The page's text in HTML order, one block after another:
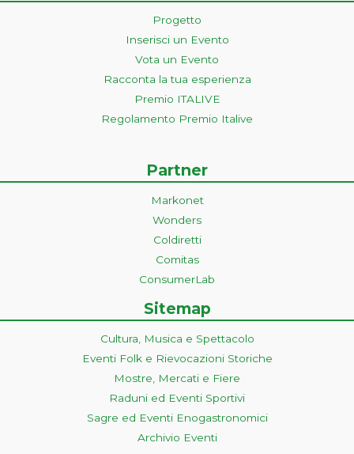
Progetto
Inserisci un Evento
Vota un Evento
Racconta la tua esperienza
Premio ITALIVE
Regolamento Premio Italive
Partner
Markonet
Wonders
Coldiretti
Comitas
ConsumerLab
Sitemap
Cultura, Musica e Spettacolo
Eventi Folk e Rievocazioni Storiche
Mostre, Mercati e Fiere
Raduni ed Eventi Sportivi
Sagre ed Eventi Enogastronomici
Archivio Eventi